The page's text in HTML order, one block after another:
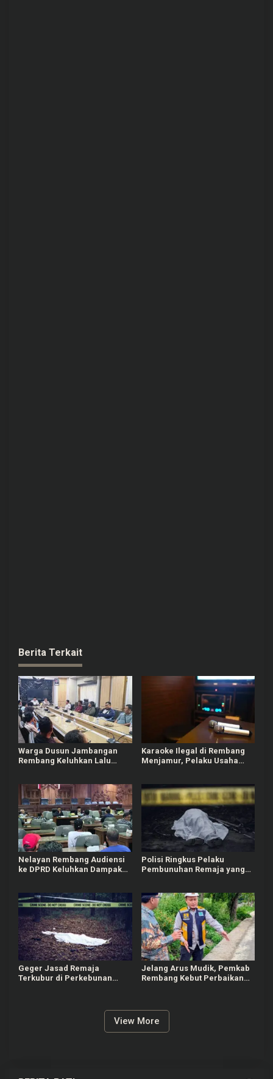
Berita Terkait
Warga Dusun Jambangan
Rembang Keluhkan Lalu
Karaoke Ilegal di Rembang
Menjamur, Pelaku Usaha
Nelayan Rembang Audiensi
ke DPRD Keluhkan Dampak
Polisi Ringkus Pelaku
Pembunuhan Remaja yang
Geger Jasad Remaja
Terkubur di Perkebunan
Jelang Arus Mudik, Pemkab
Rembang Kebut Perbaikan
View More